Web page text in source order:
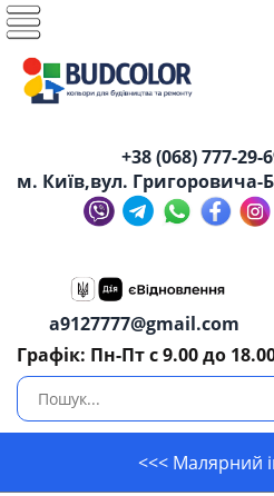
+38 (068) 777-29-
м. Київ,вул. Григоровича-
a9127777@gmail.com
Графік: Пн-Пт с 9.00 до
<<< Малярний